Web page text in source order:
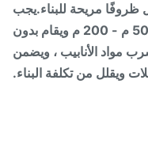
مريحة للبناء.يجب
على حسب قطر 50 م - 200 م ويقام بدون
الأنابيب ، ويضمن
من تكلفة البناء.